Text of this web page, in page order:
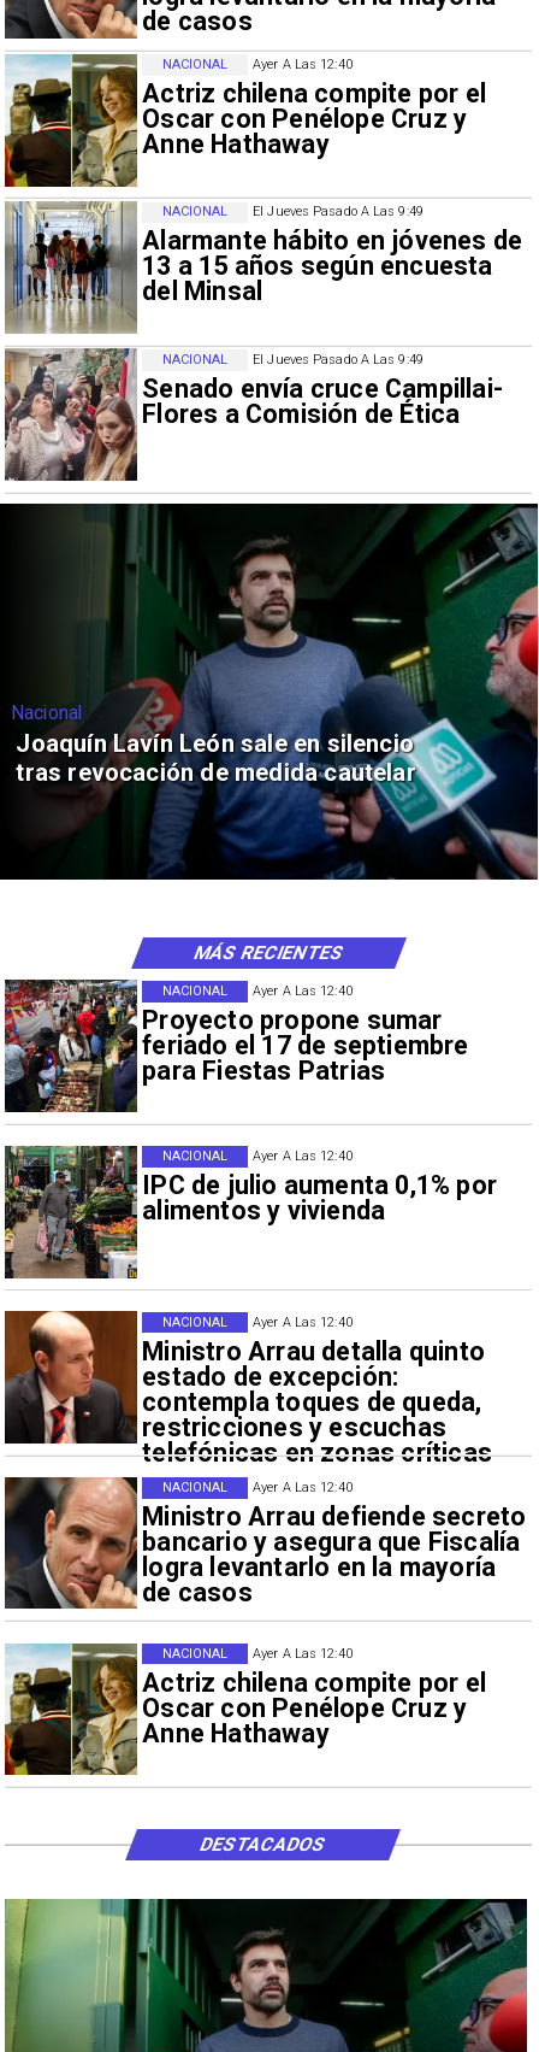
de casos
Ayer A Las 12:40
Actriz chilena compite por el
Oscar con Penélope Cruz y
Anne Hathaway
NACIONAL
El Jueves Pasado A Las 9:49
Alarmante hábito en jóvenes de
13 a 15 años según encuesta
del Minsal
NACIONAL
El Jueves Pasado A Las 9:49
Senado envía cruce Campillai-
Flores a Comisión de Ética
NACIONAL
Nacional
Joaquín Lavín León sale en silencio
tras revocación de medida cautelar
Ayer A Las 12:40
Proyecto propone sumar
feriado el 17 de septiembre
para Fiestas Patrias
NACIONAL
Ayer A Las 12:40
IPC de julio aumenta 0,1% por
alimentos y vivienda
NACIONAL
Ayer A Las 12:40
Ministro Arrau detalla quinto
estado de excepción:
contempla toques de queda,
restricciones y escuchas
telefónicas en zonas críticas
NACIONAL
Ayer A Las 12:40
Ministro Arrau defiende secreto
bancario y asegura que Fiscalía
logra levantarlo en la mayoría
de casos
NACIONAL
Ayer A Las 12:40
Actriz chilena compite por el
Oscar con Penélope Cruz y
Anne Hathaway
NACIONAL
MÁS RECIENTES
DESTACADOS